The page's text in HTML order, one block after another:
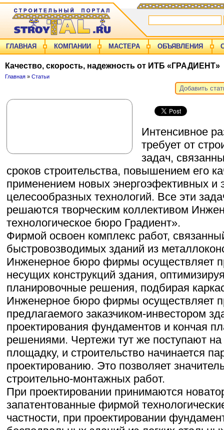
ГЛАВНАЯ КОМПАНИИ МАСТЕРА ОБЪЯВЛЕНИЯ
Качество, скорость, надежность от ИТБ «ГРАДИЕНТ»
Главная » Статьи
Добавить
Интенсивное
требует от
задач,
сроков строительства, повышением его
применением новых энергоэфективных и
целесообразных технологий. Все эти
решаются творческим коллективом
технологическое бюро Градиент».
Фирмой освоен комплекс работ,
быстровозводимых зданий из
Инженерное бюро фирмы осуществляет
несущих конструкций здания,
планировочные решения, подбирая
Инженерное бюро фирмы осуществляет
предлагаемого заказчиком-инвестором
проектирования фундаментов и кончая
решениями. Чертежи тут же поступают на
площадку, и строительство начинается
проектированию. Это позволяет
строительно-монтажных работ.
При проектировании принимаются
запатентованные фирмой
частности, при проектировании